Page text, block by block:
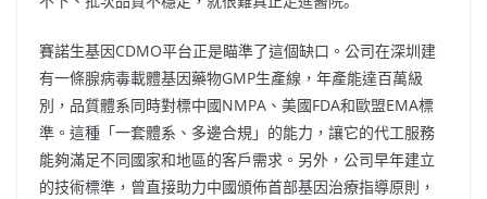
賽諾生基因CDMO平台正是瞄準了這個缺口。公司在深圳建
有一條腺病毒載體基因藥物GMP生產線，年產能達百萬級
別，品質體系同時對標中國NMPA、美國FDA和歐盟EMA標
準。這種「一套體系、多邊合規」的能力，讓它的代工服務
能夠滿足不同國家和地區的客戶需求。另外，公司早年建立
的技術標準，曾直接助力中國頒佈首部基因治療指導原則，